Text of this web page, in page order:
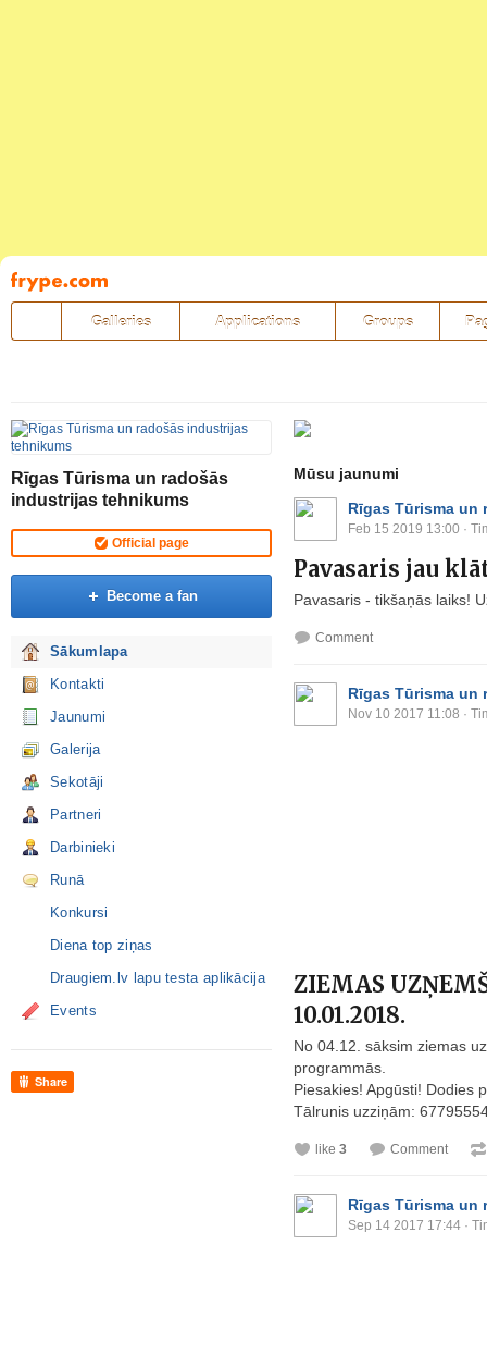
Pāriet
uz
saturu
Galleries Applications Groups
Rīgas Tūrisma un radošās
industrijas tehnikums
Official page
Become a fan
Sākumlapa
Kontakti
Jaunumi
Galerija
Sekotāji
Partneri
Darbinieki
Runā
Konkursi
Diena top ziņas
Draugiem.lv lapu testa aplikācija
Events
Share
Mūsu jaunumi
Rīgas Tūrisma
Feb 15 2019 13:00 ·
Pavasaris jau
Pavasaris - tikšaņās laiks!
Comment
Rīgas Tūrisma
Nov 10 2017 11:08 ·
ZIEMAS
10.01.2018.
No 04.12. sāksim ziemas
programmās.
Piesakies! Apgūsti! Dodies
Tālrunis uzziņām:
like 3 Comment
Rīgas Tūrisma
Sep 14 2017 17:44 ·